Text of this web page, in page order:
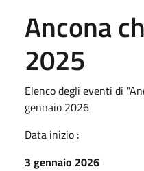
Ancona
2025
Elenco degli eventi di
gennaio 2026
Data inizio :
3 gennaio 2026